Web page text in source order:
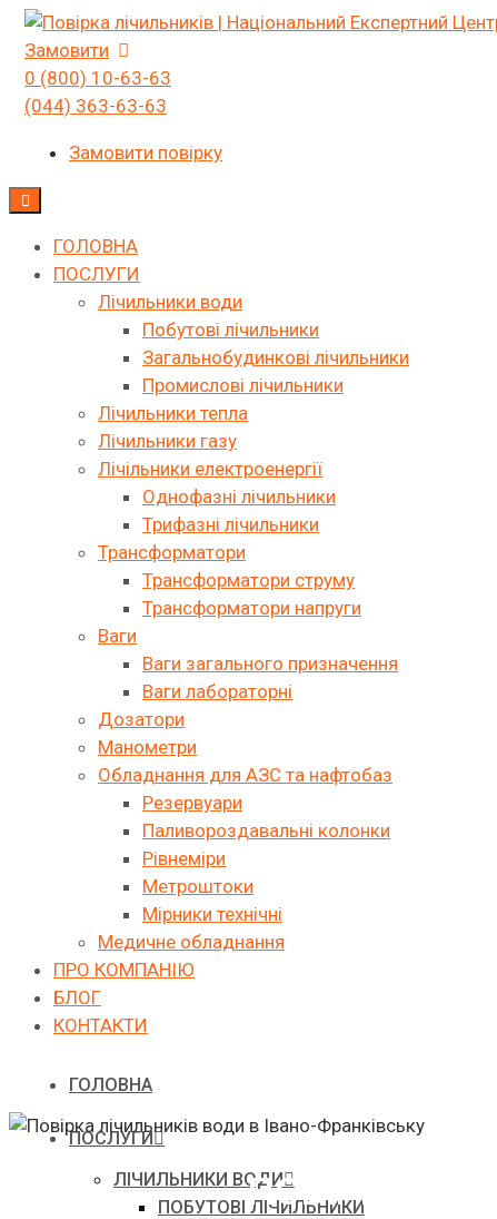
Skip
content
Замовити
0 (800) 10-63-63
(044) 363-63-63
Замовити повірку
ГОЛОВНА
ПОСЛУГИ
Лічильники води
Побутові лічильники
Загальнобудинкові лічильники
Промислові лічильники
Лічильники тепла
Лічильники газу
Лічільники електроенергії
Однофазні лічильники
Трифазні лічильники
Трансформатори
Трансформатори струму
Трансформатори напруги
Ваги
Ваги загального призначення
Ваги лабораторні
Дозатори
Манометри
Обладнання для АЗС та нафтобаз
Резервуари
Паливороздавальні колонки
Рівнеміри
Метроштоки
Мірники технічні
Медичне обладнання
ПРО КОМПАНІЮ
БЛОГ
КОНТАКТИ
ГОЛОВНА
ПОСЛУГИ
ЛІЧИЛЬНИКИ ВОДИ
ПОБУТОВІ ЛІЧИЛЬНИКИ
ПОВІРКА